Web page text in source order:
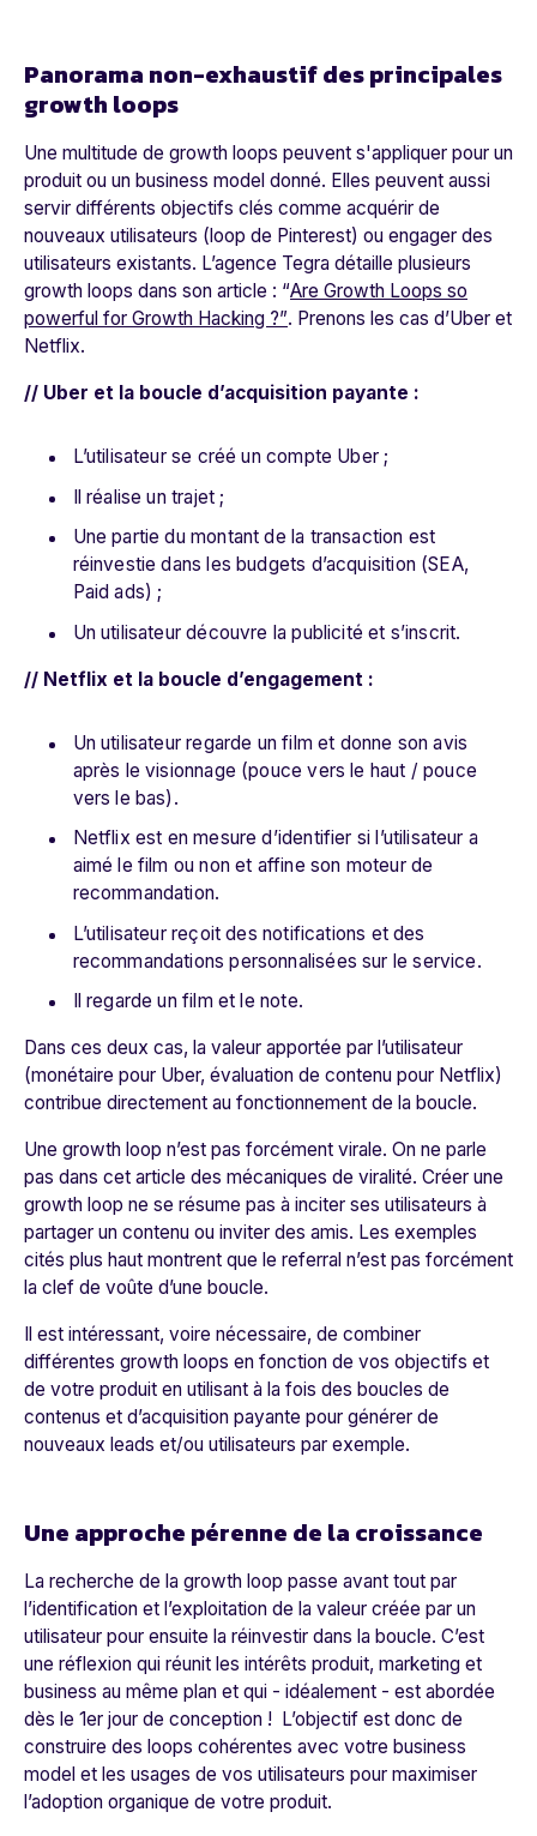
Panorama non-exhaustif des principales
growth loops
Une multitude de growth loops peuvent s'appliquer pour un
produit ou un business model donné. Elles peuvent aussi
servir différents objectifs clés comme acquérir de
nouveaux utilisateurs ( loop de Pinterest) ou engager des
utilisateurs existants. L’agence Tegra détaille plusieurs
growth loops dans son article : “Are Growth Loops so
powerful for Growth Hacking ?”. Prenons les cas d’Uber et
Netflix.
// Uber et la boucle d’acquisition payante :
L’utilisateur se créé un compte Uber ;
Il réalise un trajet ;
Une partie du montant de la transaction est
réinvestie dans les budgets d’acquisition (SEA,
Paid ads) ;
Un utilisateur découvre la publicité et s’inscrit.
// Netflix et la boucle d’engagement :
Un utilisateur regarde un film et donne son avis
après le visionnage (pouce vers le haut / pouce
vers le bas).
Netflix est en mesure d’identifier si l’utilisateur a
aimé le film ou non et affine son moteur de
recommandation.
L’utilisateur reçoit des notifications et des
recommandations personnalisées sur le service.
Il regarde un film et le note.
Dans ces deux cas, la valeur apportée par l’utilisateur
(monétaire pour Uber, évaluation de contenu pour Netflix)
contribue directement au fonctionnement de la boucle.
Une growth loop n’est pas forcément virale. On ne parle
pas dans cet article des mécaniques de viralité. Créer une
growth loop ne se résume pas à inciter ses utilisateurs à
partager un contenu ou inviter des amis. Les exemples
cités plus haut montrent que le referral n’est pas forcément
la clef de voûte d’une boucle.
Il est intéressant, voire nécessaire, de combiner
différentes growth loops en fonction de vos objectifs et
de votre produit en utilisant à la fois des boucles de
contenus et d’acquisition payante pour générer de
nouveaux leads et/ou utilisateurs par exemple.
Une approche pérenne de la croissance
La recherche de la growth loop passe avant tout par
l’identification et l’exploitation de la valeur créée par un
utilisateur pour ensuite la réinvestir dans la boucle. C’est
une réflexion qui réunit les intérêts produit, marketing et
business au même plan et qui - idéalement - est abordée
dès le 1er jour de conception ! L’objectif est donc de
construire des loops cohérentes avec votre business
model et les usages de vos utilisateurs pour maximiser
l’adoption organique de votre produit.